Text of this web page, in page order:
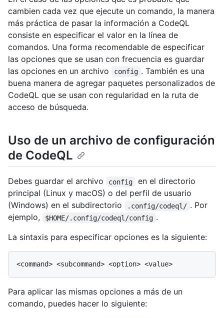
cambien cada vez que ejecute un comando, la manera
más práctica de pasar la información a CodeQL
consiste en especificar el valor en la línea de
comandos. Una forma recomendable de especificar
las opciones que se usan con frecuencia es guardar
las opciones en un archivo
config . También es una
buena manera de agregar paquetes personalizados de
CodeQL que se usan con regularidad en la ruta de
acceso de búsqueda.
Uso de un archivo de configuración
de CodeQL
Debes guardar el archivo config
en el directorio
principal (Linux y macOS) o del perfil de usuario
(Windows) en el subdirectorio
.config/codeql/ . Por
ejemplo,
$HOME/.config/codeql/config .
La sintaxis para especificar opciones es la siguiente:
Para aplicar las mismas opciones a más de un
comando, puedes hacer lo siguiente: